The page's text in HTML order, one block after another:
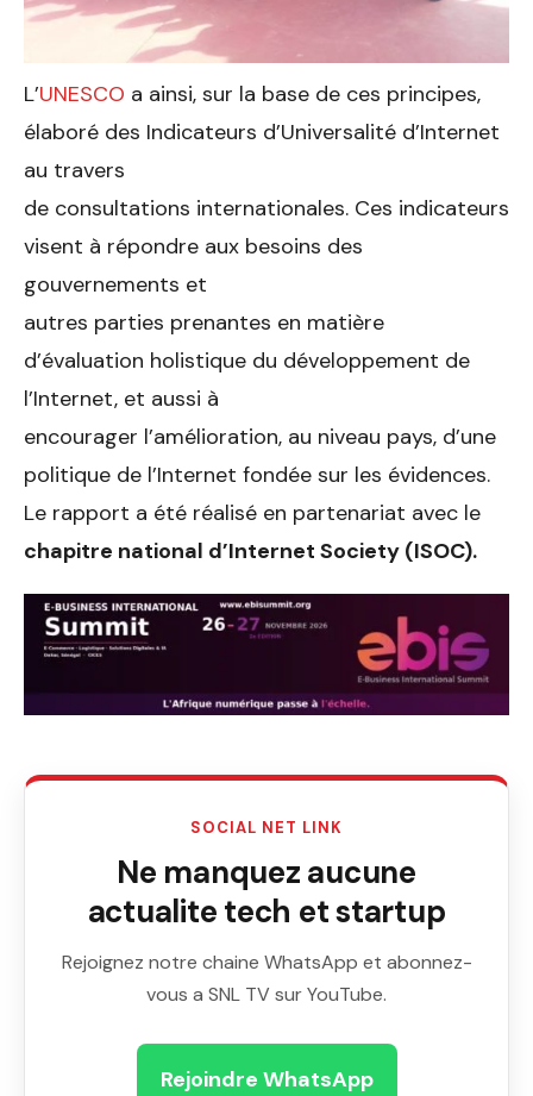
L’UNESCO a ainsi, sur la base de ces principes,
élaboré des Indicateurs d’Universalité d’Internet
au travers
de consultations internationales. Ces indicateurs
visent à répondre aux besoins des
gouvernements et
autres parties prenantes en matière
d’évaluation holistique du développement de
l’Internet, et aussi à
encourager l’amélioration, au niveau pays, d’une
politique de l’Internet fondée sur les évidences.
Le rapport a été réalisé en partenariat avec le
chapitre national d’Internet Society (ISOC).
SOCIAL NET LINK
Ne manquez aucune
actualite tech et startup
Rejoignez notre chaine WhatsApp et abonnez-
vous a SNL TV sur YouTube.
Rejoindre WhatsApp